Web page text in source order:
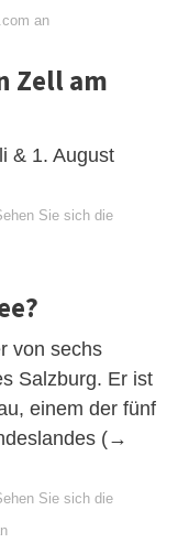
an
Zell am
& 1. August
Sie sich die
von sechs
Salzburg. Er ist
einem der fünf
(→
Sie sich die